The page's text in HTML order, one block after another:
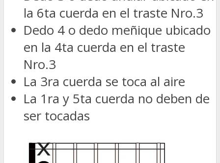
la 6ta cuerda en el traste Nro.3
Dedo 4 o dedo meñique ubicado
en la 4ta cuerda en el traste
Nro.3
La 3ra cuerda se toca al aire
La 1ra y 5ta cuerda no deben de
ser tocadas